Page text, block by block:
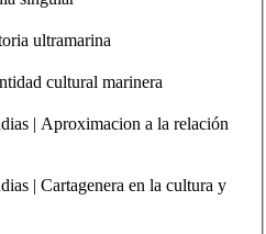
ultramarina
cultural marinera
| Aproximacion a la relación
| Cartagenera en la cultura y